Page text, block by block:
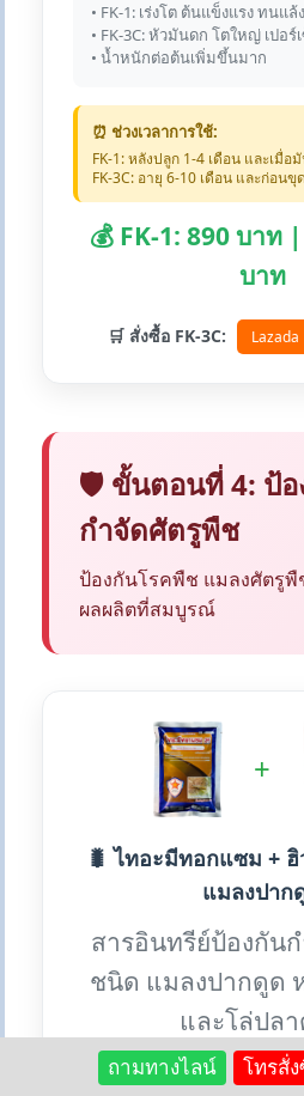
• FK-1: เร่งโต ต้นแข็งแรง ทนแล้ง
• FK-3C: หัวมันดก โตใหญ่ เปอร์
• น้ำหนักต่อต้นเพิ่มขึ้นมาก
⏰ ช่วงเวลาการใช้:
FK-1: หลังปลูก 1-4 เดือน และเมื่อ
FK-3C: อายุ 6-10 เดือน และก่อนขุ
💰 FK-1: 890 บาท
บาท
🛒 สั่งซื้อ FK-3C: Lazada
🛡️ ขั้นตอนที่ 4: ป้อ
กำจัดศัตรูพืช
ป้องกันโรคพืช แมลงศัตรูพื
ผลผลิตที่สมบูรณ์
+
🐛 ไทอะมีทอกแซม +
แมลงปาก
สารอินทรีย์ป้องกัน
ชนิด แมลงปากดูด
และโล่ปล
✨ ป้องกันศัตรูพืช:
ถามทางไลน์ โทรสั่